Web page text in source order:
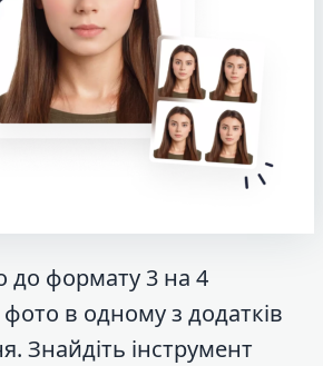
до формату 3 на 4
в одному з додатків
Знайдіть інструмент